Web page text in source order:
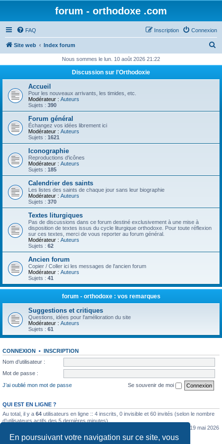
En poursuivant votre navigation sur ce site, vous
forum - orthodoxe .com
FAQ Connexion
Inscription
Site web Index forum
h
Nous sommes le lun. 10 août 2026 21:22
Discussion sur l'Orthodoxie
Accueil
Pour les nouveaux arrivants, les timides, etc.
Modérateur : Auteurs
Sujets : 390
Forum général
Échangez vos idées librement ici
Modérateur : Auteurs
Sujets : 1621
Iconographie
Reproductions d'icônes
Modérateur : Auteurs
Sujets : 185
Calendrier des saints
Les listes des saints de chaque jour sans leur biographie
Modérateur : Auteurs
Sujets : 370
Textes liturgiques
Pas de discussions dans ce forum destiné exclusivement à une mise à
disposition de textes issus du cycle liturgique orthodoxe. Pour toute réflexion
sur ces textes, merci de vous reporter au forum général.
Modérateur : Auteurs
Sujets : 62
Ancien forum
Copier / Coller ici les messages de l'ancien forum
Modérateur : Auteurs
Sujets : 41
forum - orthodoxe : vos remarques
Suggestions et critiques
Questions, idées pour l'amélioration du site
Modérateur : Auteurs
Sujets : 61
CONNEXION • INSCRIPTION
Nom d’utilisateur :
Mot de passe :
J’ai oublié mon mot de passe
Se souvenir de moi
QUI EST EN LIGNE ?
Au total, il y a 64 utilisateurs en ligne :: 4 inscrits, 0 invisible et 60 invités (selon le nombre
d’utilisateurs actifs des 5 dernières minutes)
le mar. 19 mai 2026
0:07